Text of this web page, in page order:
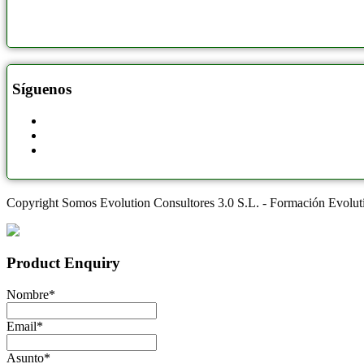
Síguenos
Copyright Somos Evolution Consultores 3.0 S.L. - Formación
Product Enquiry
Nombre*
Email*
Asunto*